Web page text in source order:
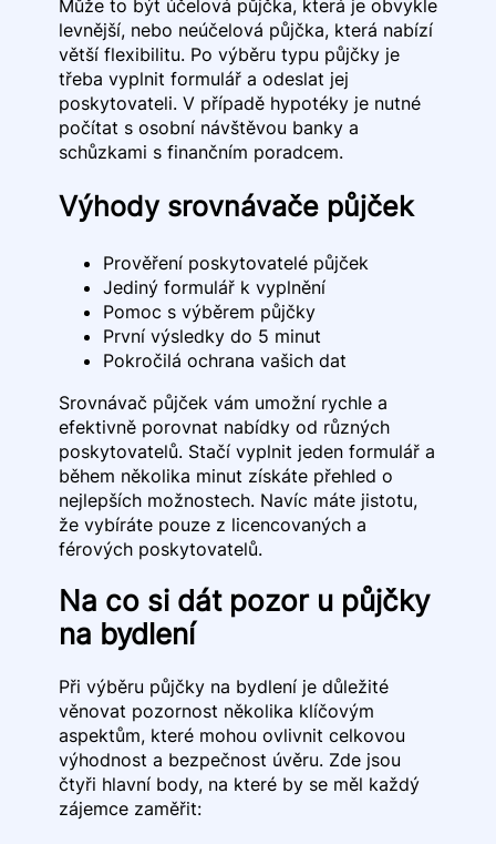
Může to být účelová půjčka, která je obvykle
levnější, nebo neúčelová půjčka, která nabízí
větší flexibilitu. Po výběru typu půjčky je
třeba vyplnit formulář a odeslat jej
poskytovateli. V případě hypotéky je nutné
počítat s osobní návštěvou banky a
schůzkami s finančním poradcem.
Výhody srovnávače půjček
Prověření poskytovatelé půjček
Jediný formulář k vyplnění
Pomoc s výběrem půjčky
První výsledky do 5 minut
Pokročilá ochrana vašich dat
Srovnávač půjček vám umožní rychle a
efektivně porovnat nabídky od různých
poskytovatelů. Stačí vyplnit jeden formulář a
během několika minut získáte přehled o
nejlepších možnostech. Navíc máte jistotu,
že vybíráte pouze z licencovaných a
férových poskytovatelů.
Na co si dát pozor u půjčky
na bydlení
Při výběru půjčky na bydlení je důležité
věnovat pozornost několika klíčovým
aspektům, které mohou ovlivnit celkovou
výhodnost a bezpečnost úvěru. Zde jsou
čtyři hlavní body, na které by se měl každý
zájemce zaměřit: